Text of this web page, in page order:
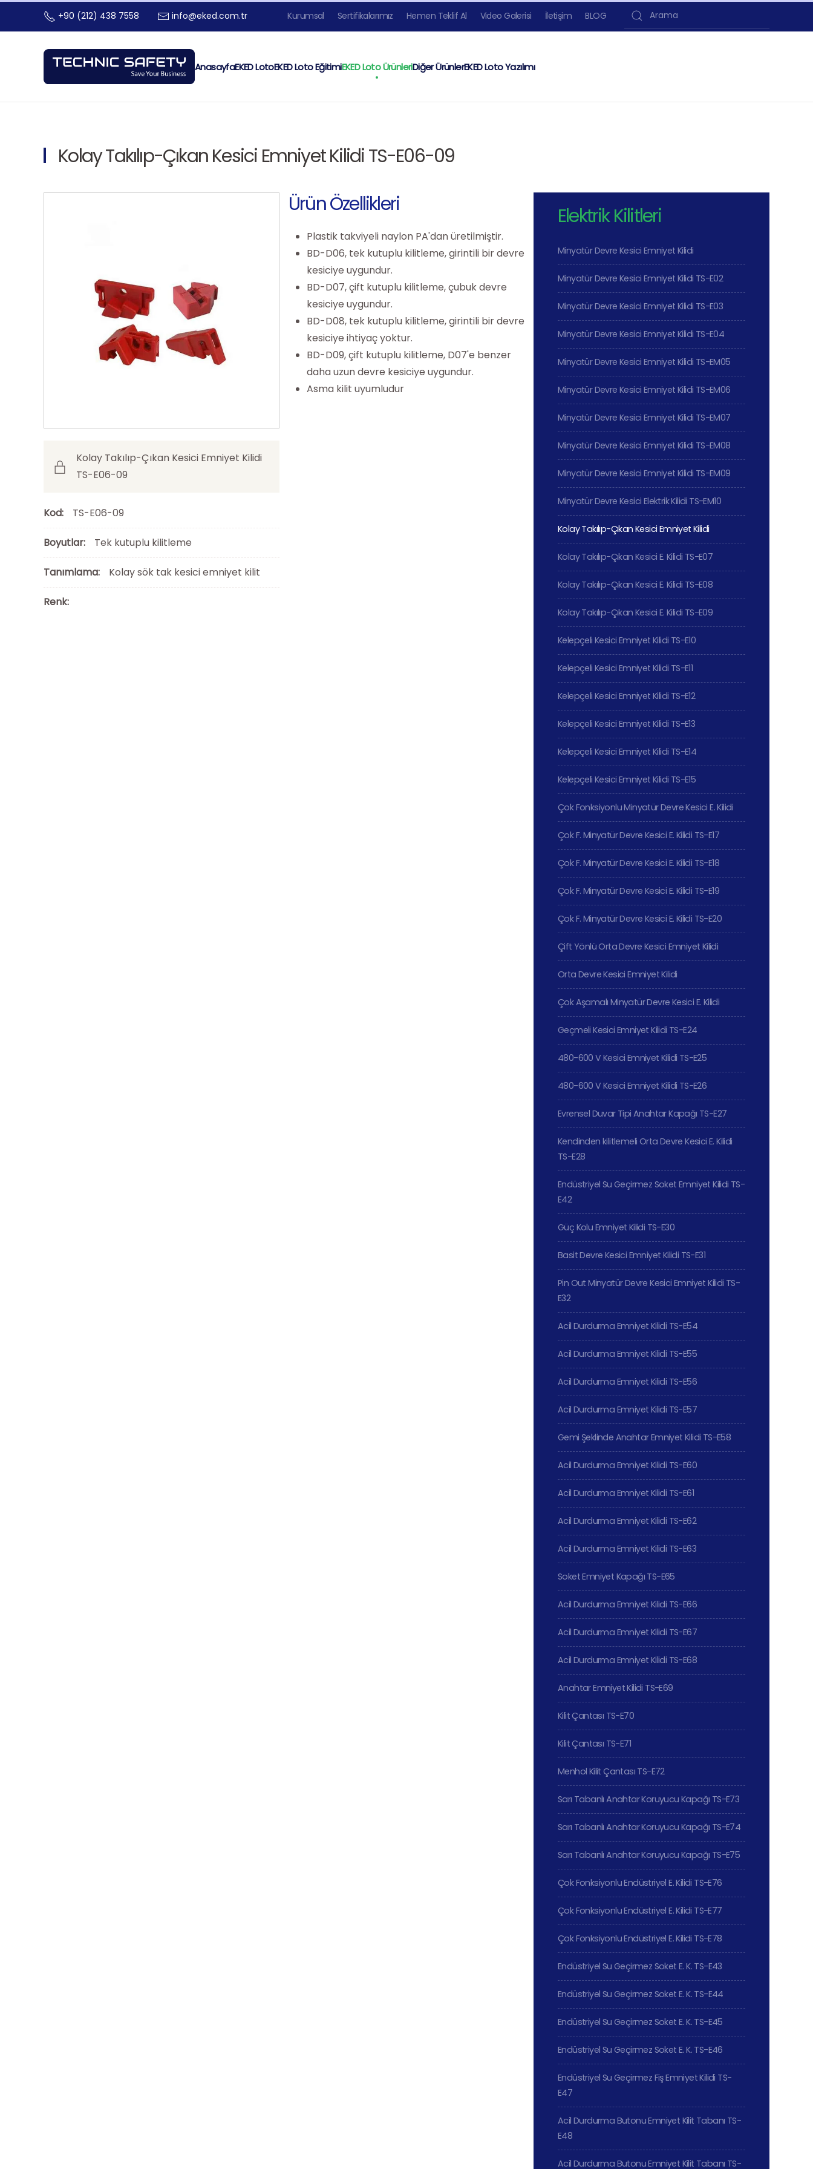
Skip to main content
+90 (212) 438 7558 info@eked.com.tr Kurumsal Sertifikalarımız Hemen Teklif Al Video Galerisi İletişim
BLOG
Type 2 or more characters for results.
AnasayfaEKED LotoEKED Loto EğitimiEKED Loto ÜrünleriDiğer ÜrünlerEKED Loto Yazılımı
Kolay Takılıp-Çıkan Kesici Emniyet Kilidi TS-E06-09
Kolay Takılıp-Çıkan Kesici Emniyet Kilidi
TS-E06-09
Kod: TS-E06-09
Boyutlar: Tek kutuplu kilitleme
Tanımlama: Kolay sök tak kesici emniyet kilit
Renk:
Ürün Özellikleri
Plastik takviyeli naylon PA'dan üretilmiştir.
BD-D06, tek kutuplu kilitleme, girintili bir devre
kesiciye uygundur.
BD-D07, çift kutuplu kilitleme, çubuk devre
kesiciye uygundur.
BD-D08, tek kutuplu kilitleme, girintili bir devre
kesiciye ihtiyaç yoktur.
BD-D09, çift kutuplu kilitleme, D07'e benzer
daha uzun devre kesiciye uygundur.
Asma kilit uyumludur
Elektrik Kilitleri
Minyatür Devre Kesici Emniyet Kilidi
Minyatür Devre Kesici Emniyet Kilidi TS-E02
Minyatür Devre Kesici Emniyet Kilidi TS-E03
Minyatür Devre Kesici Emniyet Kilidi TS-E04
Minyatür Devre Kesici Emniyet Kilidi TS-EM05
Minyatür Devre Kesici Emniyet Kilidi TS-EM06
Minyatür Devre Kesici Emniyet Kilidi TS-EM07
Minyatür Devre Kesici Emniyet Kilidi TS-EM08
Minyatür Devre Kesici Emniyet Kilidi TS-EM09
Minyatür Devre Kesici Elektrik Kilidi TS-EM10
Kolay Takılıp-Çıkan Kesici Emniyet Kilidi
Kolay Takılıp-Çıkan Kesici E. Kilidi TS-E07
Kolay Takılıp-Çıkan Kesici E. Kilidi TS-E08
Kolay Takılıp-Çıkan Kesici E. Kilidi TS-E09
Kelepçeli Kesici Emniyet Kilidi TS-E10
Kelepçeli Kesici Emniyet Kilidi TS-E11
Kelepçeli Kesici Emniyet Kilidi TS-E12
Kelepçeli Kesici Emniyet Kilidi TS-E13
Kelepçeli Kesici Emniyet Kilidi TS-E14
Kelepçeli Kesici Emniyet Kilidi TS-E15
Çok Fonksiyonlu Minyatür Devre Kesici E. Kilidi
Çok F. Minyatür Devre Kesici E. Kilidi TS-E17
Çok F. Minyatür Devre Kesici E. Kilidi TS-E18
Çok F. Minyatür Devre Kesici E. Kilidi TS-E19
Çok F. Minyatür Devre Kesici E. Kilidi TS-E20
Çift Yönlü Orta Devre Kesici Emniyet Kilidi
Orta Devre Kesici Emniyet Kilidi
Çok Aşamalı Minyatür Devre Kesici E. Kilidi
Geçmeli Kesici Emniyet Kilidi TS-E24
480-600 V Kesici Emniyet Kilidi TS-E25
480-600 V Kesici Emniyet Kilidi TS-E26
Evrensel Duvar Tipi Anahtar Kapağı TS-E27
Kendinden kilitlemeli Orta Devre Kesici E. Kilidi
TS-E28
Endüstriyel Su Geçirmez Soket Emniyet Kilidi TS-
E42
Güç Kolu Emniyet Kilidi TS-E30
Basit Devre Kesici Emniyet Kilidi TS-E31
Pin Out Minyatür Devre Kesici Emniyet Kilidi TS-
E32
Acil Durdurma Emniyet Kilidi TS-E54
Acil Durdurma Emniyet Kilidi TS-E55
Acil Durdurma Emniyet Kilidi TS-E56
Acil Durdurma Emniyet Kilidi TS-E57
Gemi Şeklinde Anahtar Emniyet Kilidi TS-E58
Acil Durdurma Emniyet Kilidi TS-E60
Acil Durdurma Emniyet Kilidi TS-E61
Acil Durdurma Emniyet Kilidi TS-E62
Acil Durdurma Emniyet Kilidi TS-E63
Soket Emniyet Kapağı TS-E65
Acil Durdurma Emniyet Kilidi TS-E66
Acil Durdurma Emniyet Kilidi TS-E67
Acil Durdurma Emniyet Kilidi TS-E68
Anahtar Emniyet Kilidi TS-E69
Kilit Çantası TS-E70
Kilit Çantası TS-E71
Menhol Kilit Çantası TS-E72
Sarı Tabanlı Anahtar Koruyucu Kapağı TS-E73
Sarı Tabanlı Anahtar Koruyucu Kapağı TS-E74
Sarı Tabanlı Anahtar Koruyucu Kapağı TS-E75
Çok Fonksiyonlu Endüstriyel E. Kilidi TS-E76
Çok Fonksiyonlu Endüstriyel E. Kilidi TS-E77
Çok Fonksiyonlu Endüstriyel E. Kilidi TS-E78
Endüstriyel Su Geçirmez Soket E. K. TS-E43
Endüstriyel Su Geçirmez Soket E. K. TS-E44
Endüstriyel Su Geçirmez Soket E. K. TS-E45
Endüstriyel Su Geçirmez Soket E. K. TS-E46
Endüstriyel Su Geçirmez Fiş Emniyet Kilidi TS-
E47
Acil Durdurma Butonu Emniyet Kilit Tabanı TS-
E48
Acil Durdurma Butonu Emniyet Kilit Tabanı TS-